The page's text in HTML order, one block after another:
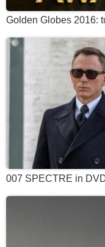
Golden Globes 2016:
007 SPECTRE in